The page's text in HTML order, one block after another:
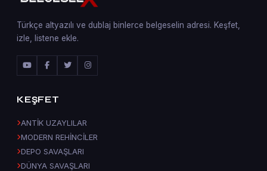
Türkçe altyazılı ve dublaj binlerce belgeselin adresi. Keşfet,
izle, listene ekle.
KEŞFET
ANTİK UZAYLILAR
MODERN REHİNCİLER
DEPO SAVAŞLARI
DÜNYA SAVAŞLARI